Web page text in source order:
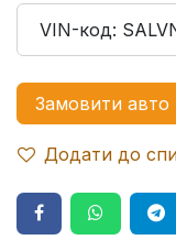
VIN-код:
Замовити авто
Додати до